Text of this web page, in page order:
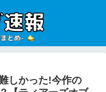
しかった!今作の